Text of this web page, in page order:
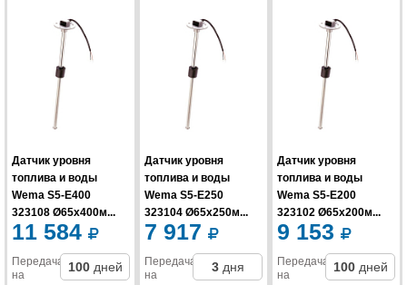
Датчик уровня
топлива и воды
Wema S5-E400
323108 Ø65x400м...
11 584
Передача
на
100 дней
Датчик уровня
топлива и воды
Wema S5-E250
323104 Ø65x250м...
7 917
Передача
на
3 дня
Датчик уровня
топлива и воды
Wema S5-E200
323102 Ø65x200м...
9 153
Передача
на
100 дней